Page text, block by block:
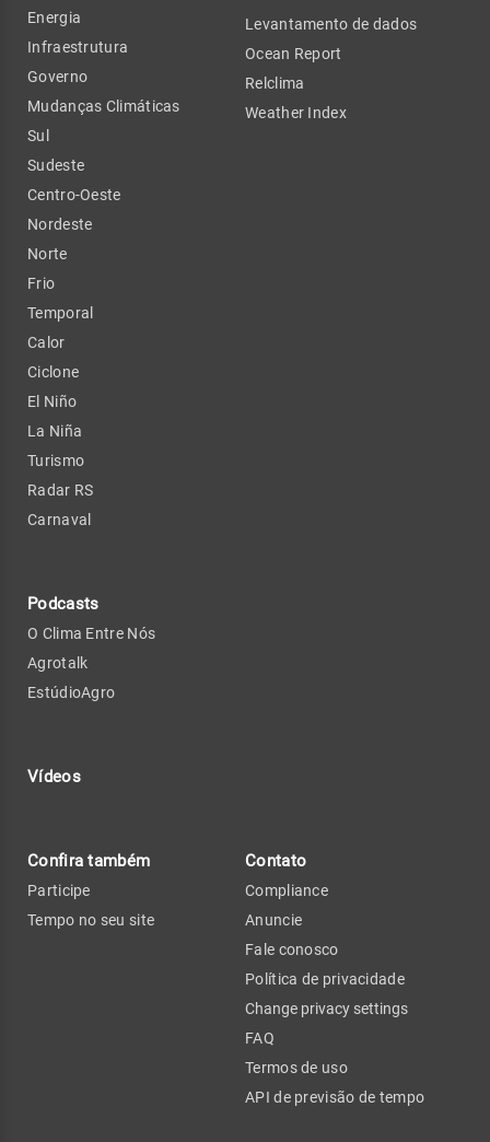
Energia
Infraestrutura
Governo
Mudanças Climáticas
Sul
Sudeste
Centro-Oeste
Nordeste
Norte
Frio
Temporal
Calor
Ciclone
El Niño
La Niña
Turismo
Radar RS
Carnaval
Podcasts
O Clima Entre Nós
Agrotalk
EstúdioAgro
Vídeos
Levantamento de dados
Ocean Report
Relclima
Weather Index
Confira também
Participe
Tempo no seu site
Contato
Compliance
Anuncie
Fale conosco
Política de privacidade
Change privacy settings
FAQ
Termos de uso
API de previsão de tempo